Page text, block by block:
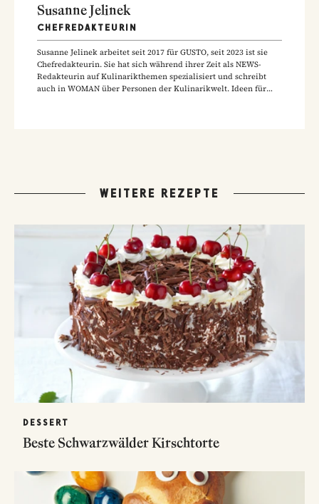
Susanne Jelinek
CHEFREDAKTEURIN
Susanne Jelinek arbeitet seit 2017 für GUSTO, seit 2023 ist sie
Chefredakteurin. Sie hat sich während ihrer Zeit als NEWS-
Redakteurin auf Kulinarikthemen spezialisiert und schreibt
auch in WOMAN über Personen der Kulinarikwelt. Ideen für
WEITERE REZEPTE
DESSERT
Beste Schwarzwälder Kirschtorte